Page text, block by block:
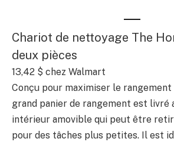
Chariot de nettoyage The
deux pièces
13,42 $ chez Walmart
Conçu pour maximiser le rangement
grand panier de rangement est livré
intérieur amovible qui peut être
pour des tâches plus petites. Il est